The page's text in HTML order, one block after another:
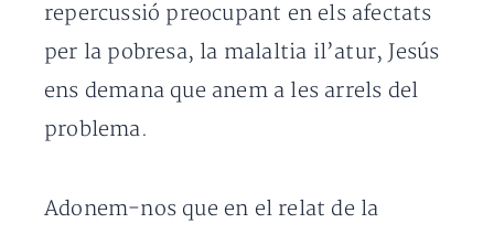
repercussió preocupant en els afectats
per la pobresa, la malaltia il’atur, Jesús
ens demana que anem a les arrels del
problema.
Adonem-nos que en el relat de la